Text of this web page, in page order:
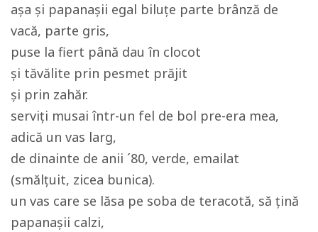
așa și papanașii egal biluțe parte brânză de
vacă, parte gris,
puse la fiert până dau în clocot
și tăvălite prin pesmet prăjit
și prin zahăr.
serviți musai într-un fel de bol pre-era mea,
adică un vas larg,
de dinainte de anii ´80, verde, emailat
(smălțuit, zicea bunica).
un vas care se lăsa pe soba de teracotă, să țină
papanașii calzi,